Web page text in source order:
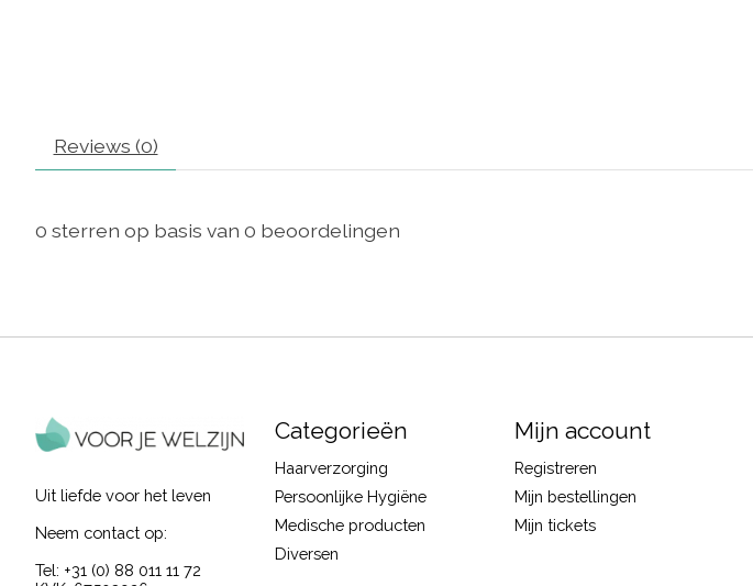
Reviews (0)
0 sterren op basis van 0 beoordelingen
Uit liefde voor het leven
Neem contact op:
Tel: +31 (0) 88 011 11 72
Categorieën
Haarverzorging
Persoonlijke Hygiëne
Medische producten
Diversen
Mijn account
Registreren
Mijn bestellingen
Mijn tickets